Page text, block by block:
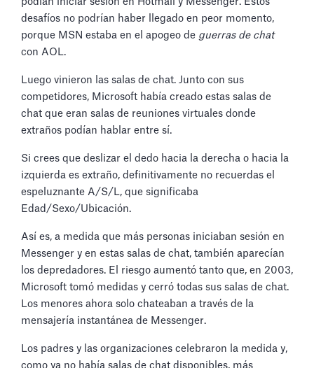
desafíos no podrían haber llegado en peor momento,
porque MSN estaba en el apogeo de guerras de chat
con AOL.
Luego vinieron las salas de chat. Junto con sus
competidores, Microsoft había creado estas salas de
chat que eran salas de reuniones virtuales donde
extraños podían hablar entre sí.
Si crees que deslizar el dedo hacia la derecha o hacia la
izquierda es extraño, definitivamente no recuerdas el
espeluznante A/S/L, que significaba
Edad/Sexo/Ubicación.
Así es, a medida que más personas iniciaban sesión en
Messenger y en estas salas de chat, también aparecían
los depredadores. El riesgo aumentó tanto que, en 2003,
Microsoft tomó medidas y cerró todas sus salas de chat.
Los menores ahora solo chateaban a través de la
mensajería instantánea de Messenger.
Los padres y las organizaciones celebraron la medida y,
como ya no había salas de chat disponibles, más